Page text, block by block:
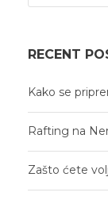
RECENT
Kako se
Rafting na
Zašto ćete